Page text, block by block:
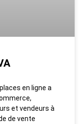
en ligne a
et vendeurs à
de vente